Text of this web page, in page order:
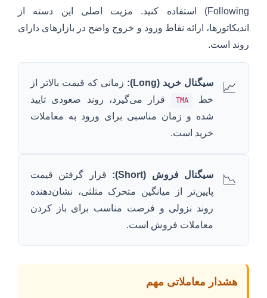
Following) استفاده کنید. مزیت اصلی این دسته از
اندیکاتورها، ارائه نقاط ورود و خروج واضح در بازارهای دارای
روند است.
📈 سیگنال خرید (Long):
زمانی که قیمت بالاتر از
خط
TMA
قرار می‌گیرد، روند صعودی تایید
شده و زمان مناسبی برای ورود به معاملات
خرید است.
📉 سیگنال فروش (Short):
قرار گرفتن قیمت
پایین‌تر از میانگین متحرک مثلثی، نشان‌دهنده
روند نزولی و فرصت مناسب برای باز کردن
معاملات فروش است.
هشدار معاملاتی مهم